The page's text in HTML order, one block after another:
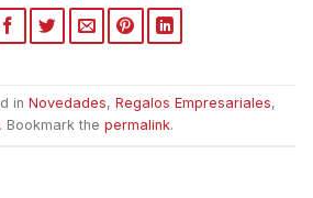
in Novedades, Regalos Empresariales,
Bookmark the permalink.